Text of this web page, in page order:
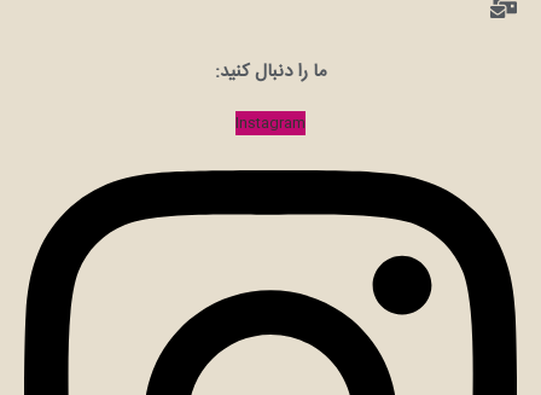
ما را دنبال کنید:
Instagram